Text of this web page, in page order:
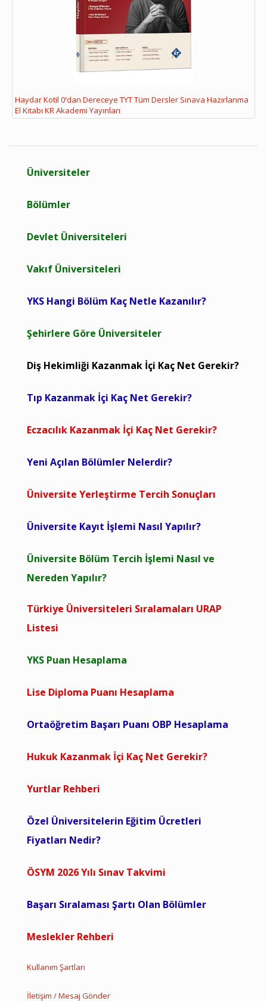
Haydar Kotil 0'dan Dereceye TYT Tüm Dersler Sınava Hazırlanma
El Kitabı KR Akademi Yayınları
Üniversiteler
Bölümler
Devlet Üniversiteleri
Vakıf Üniversiteleri
YKS Hangi Bölüm Kaç Netle Kazanılır?
Şehirlere Göre Üniversiteler
Diş Hekimliği Kazanmak İçi Kaç Net Gerekir?
Tıp Kazanmak İçi Kaç Net Gerekir?
Eczacılık Kazanmak İçi Kaç Net Gerekir?
Yeni Açılan Bölümler Nelerdir?
Üniversite Yerleştirme Tercih Sonuçları
Üniversite Kayıt İşlemi Nasıl Yapılır?
Üniversite Bölüm Tercih İşlemi Nasıl ve
Nereden Yapılır?
Türkiye Üniversiteleri Sıralamaları URAP
Listesi
YKS Puan Hesaplama
Lise Diploma Puanı Hesaplama
Ortaöğretim Başarı Puanı OBP Hesaplama
Hukuk Kazanmak İçi Kaç Net Gerekir?
Yurtlar Rehberi
Özel Üniversitelerin Eğitim Ücretleri
Fiyatları Nedir?
ÖSYM 2026 Yılı Sınav Takvimi
Başarı Sıralaması Şartı Olan Bölümler
Meslekler Rehberi
Kullanım Şartları
İletişim / Mesaj Gönder